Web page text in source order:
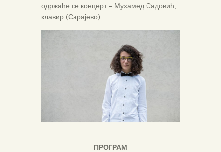
одржаће се концерт – Мухамед Садовић,
клавир (Сарајево).
ПРОГРАМ